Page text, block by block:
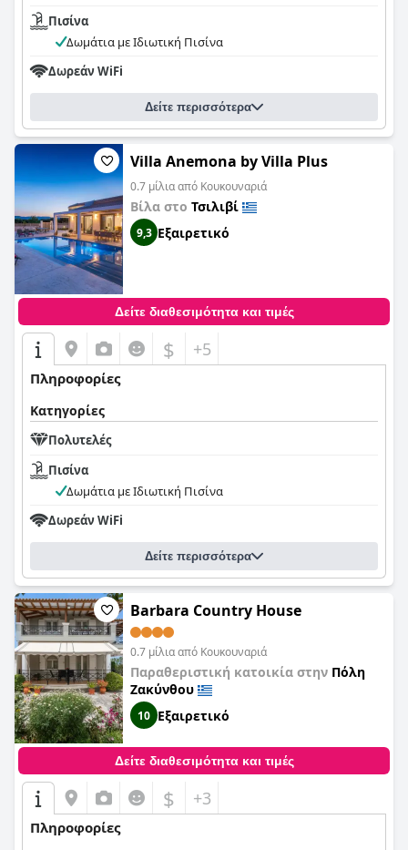
Πισίνα
Δωμάτια με Ιδιωτική Πισίνα
Δωρεάν WiFi
Δείτε περισσότερα
Villa Anemona by Villa Plus
0.7 μίλια από Κουκουναριά
Βίλα στο Τσιλιβί
9,3 Εξαιρετικό
Δείτε διαθεσιμότητα και τιμές
$ +5
Πληροφορίες
Κατηγορίες
Πολυτελές
Πισίνα
Δωμάτια με Ιδιωτική Πισίνα
Δωρεάν WiFi
Δείτε περισσότερα
Barbara Country House
0.7 μίλια από Κουκουναριά
Παραθεριστική κατοικία στην Πόλη
Ζακύνθου
10 Εξαιρετικό
Δείτε διαθεσιμότητα και τιμές
$ +3
Πληροφορίες